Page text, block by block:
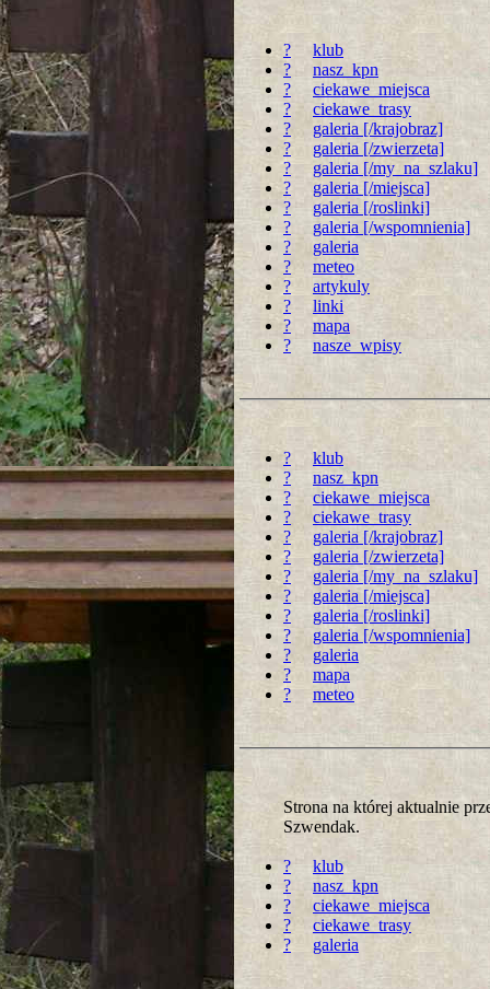
?
klub
?
nasz_kpn
?
ciekawe_miejsca
?
ciekawe_trasy
?
galeria [/krajobraz]
?
galeria [/zwierzeta]
?
galeria [/my_na_szlaku]
?
galeria [/miejsca]
?
galeria [/roslinki]
?
galeria [/wspomnienia]
?
galeria
?
meteo
?
artykuly
?
linki
?
mapa
?
nasze_wpisy
?
klub
?
nasz_kpn
?
ciekawe_miejsca
?
ciekawe_trasy
?
galeria [/krajobraz]
?
galeria [/zwierzeta]
?
galeria [/my_na_szlaku]
?
galeria [/miejsca]
?
galeria [/roslinki]
?
galeria [/wspomnienia]
?
galeria
?
mapa
?
meteo
Strona na której aktualnie
Szwendak.
?
klub
?
nasz_kpn
?
ciekawe_miejsca
?
ciekawe_trasy
?
galeria